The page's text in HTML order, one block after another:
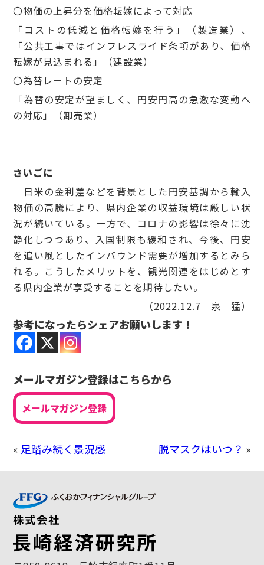
〇物価の上昇分を価格転嫁によって対応
「コストの低減と価格転嫁を行う」（製造業）、
「公共工事ではインフレスライド条項があり、価格
転嫁が見込まれる」（建設業）
〇為替レートの安定
「為替の安定が望ましく、円安円高の急激な変動へ
の対応」（卸売業）
さいごに
日米の金利差などを背景とした円安基調から輸入
物価の高騰により、県内企業の収益環境は厳しい状
況が続いている。一方で、コロナの影響は徐々に沈
静化しつつあり、入国制限も緩和され、今後、円安
を追い風としたインバウンド需要が増加するとみら
れる。こうしたメリットを、観光関連をはじめとす
る県内企業が享受することを期待したい。
（2022.12.7 泉 猛）
参考になったらシェアお願いします！
メールマガジン登録はこちらから
メールマガジン登録
« 足踏み続く景況感 脱マスクはいつ？ »